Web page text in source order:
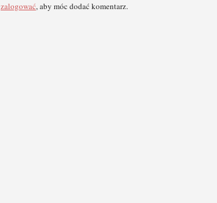
zalogować, aby móc dodać komentarz.